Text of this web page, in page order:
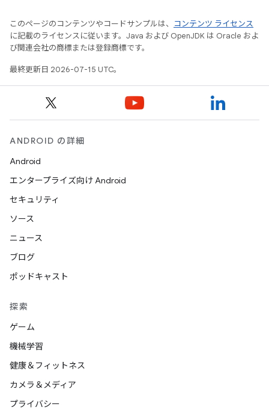
このページのコンテンツやコードサンプルは、
コンテンツ ライセンス
に記載のライセンスに従います。Java および OpenJDK は Oracle およ
び関連会社の商標または登録商標です。
最終更新日 2026-07-15 UTC。
ANDROID の詳細
Android
エンタープライズ向け Android
セキュリティ
ソース
ニュース
ブログ
ポッドキャスト
探索
ゲーム
機械学習
健康＆フィットネス
カメラ＆メディア
プライバシー